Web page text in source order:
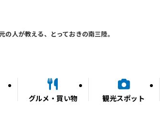
の人が教える、とっておきの南三陸。
グルメ・買い物 観光スポット